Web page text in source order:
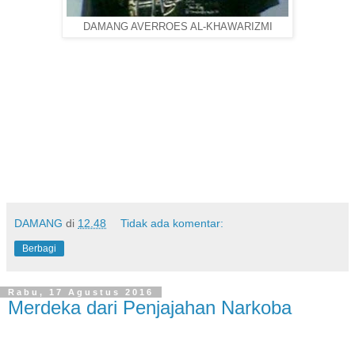
DAMANG AVERROES AL-KHAWARIZMI
DAMANG di 12.48 Tidak ada komentar:
Berbagi
Rabu, 17 Agustus 2016
Merdeka dari Penjajahan Narkoba